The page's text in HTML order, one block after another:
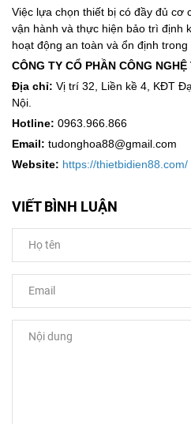
Việc lựa chọn thiết bị có đầy đủ cơ
vận hành và thực hiện bảo trì định
hoạt động an toàn và ổn định
CÔNG TY CỔ PHẦN CÔNG
Địa chỉ: Vị trí 32, Liền kề 4, KĐT
Nội.
Hotline: 0963.966.866
Email: tudonghoa88@gmail.com
Website: https://thietbidien88.com/
VIẾT BÌNH LUẬN